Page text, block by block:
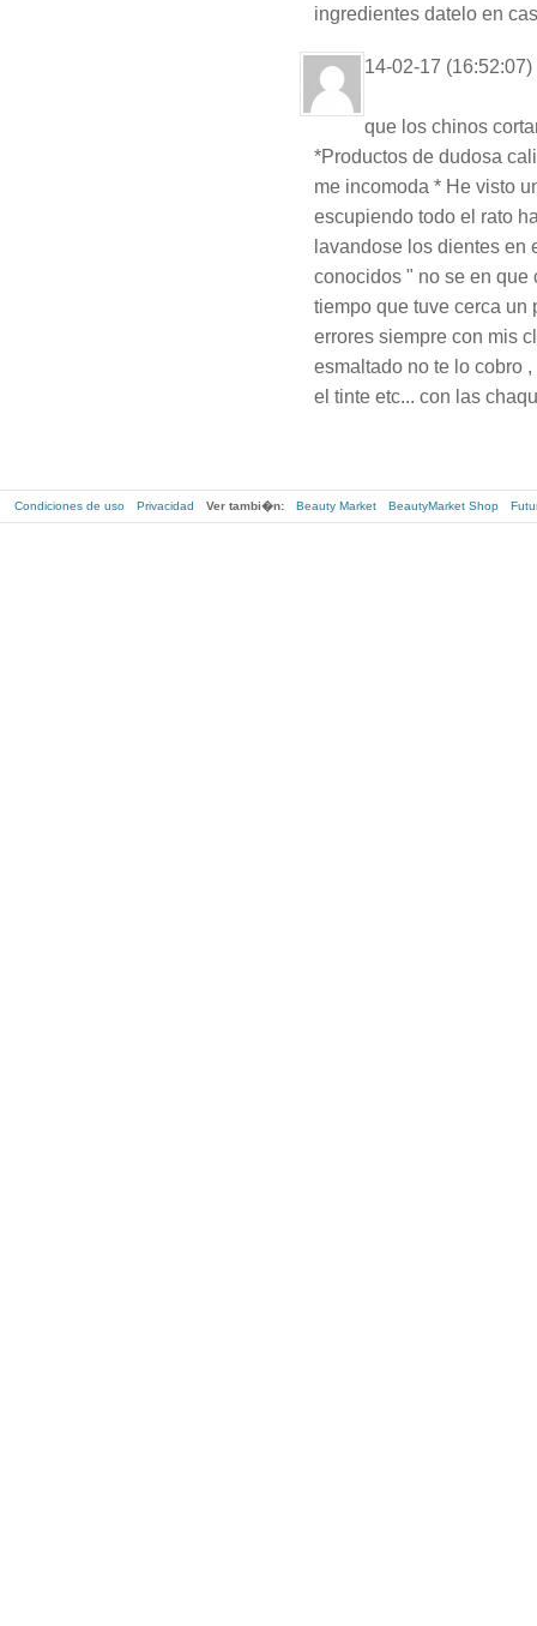
ingredientes datelo en
14-02-17 (16:52:07)
que los chinos
*Productos de dudosa
me incomoda * He visto
escupiendo todo el rato
lavandose los dientes en
conocidos " no se en que
tiempo que tuve cerca un
errores siempre con mis
esmaltado no te lo cobro
el tinte etc... con las
Condiciones de uso Privacidad Ver tambi�n: Beauty Market BeautyMarket Shop